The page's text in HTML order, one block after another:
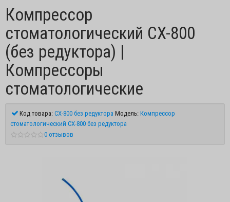
Компрессор
стоматологический CX-800
(без редуктора) |
Компрессоры
стоматологические
Код товара:CX-800 без редуктора Модель:Компрессор
стоматологический CX-800 без редуктора
0 отзывов